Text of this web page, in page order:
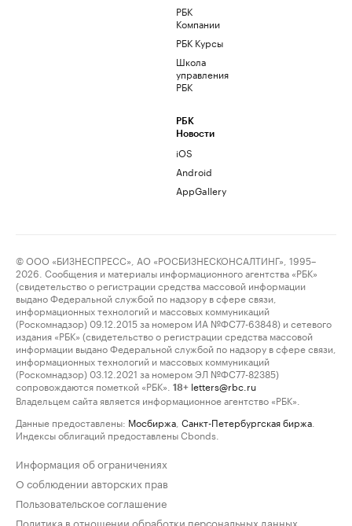
РБК
Компании
РБК Курсы
Школа
управления
РБК
РБК
Новости
iOS
Android
AppGallery
© ООО «БИЗНЕСПРЕСС», АО «РОСБИЗНЕСКОНСАЛТИНГ», 1995–
2026. Сообщения и материалы информационного агентства «РБК»
(свидетельство о регистрации средства массовой информации
выдано Федеральной службой по надзору в сфере связи,
информационных технологий и массовых коммуникаций
(Роскомнадзор) 09.12.2015 за номером ИА №ФС77-63848) и сетевого
издания «РБК» (свидетельство о регистрации средства массовой
информации выдано Федеральной службой по надзору в сфере связи,
информационных технологий и массовых коммуникаций
(Роскомнадзор) 03.12.2021 за номером ЭЛ №ФС77-82385)
сопровождаются пометкой «РБК».
18+ letters@rbc.ru
Владельцем сайта является информационное агентство «РБК».
Данные предоставлены: Мосбиржа Санкт-Петербургская биржа
Индексы облигаций предоставлены Cbonds.
Информация об ограничениях
О соблюдении авторских прав
Пользовательское соглашение
Политика в отношении обработки персональных данных